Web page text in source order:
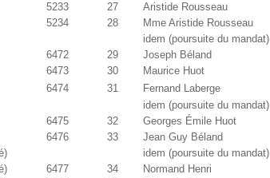
5233 27 Aristide Rousseau
5234 28 Mme Aristide Rousseau
idem (poursuite du mandat)
6472 29 Joseph Béland
6473 30 Maurice Huot
6474 31 Fernand Laberge
idem (poursuite du mandat)
6475 32 Georges Émile Huot
6476 33 Jean Guy Béland
idem (poursuite du mandat)
6477 34 Normand Henri